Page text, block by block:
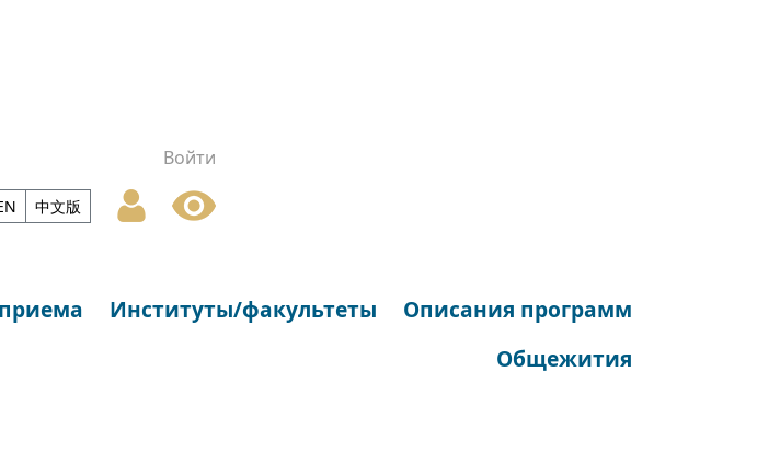
Войти
中文版
Институты/факультеты
Описания программ
Общежития